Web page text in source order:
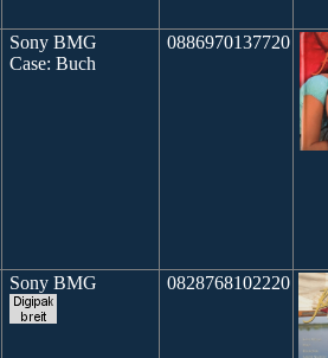
Sony BMG
Case: Buch
0886970137720
Sony BMG 0828768102220